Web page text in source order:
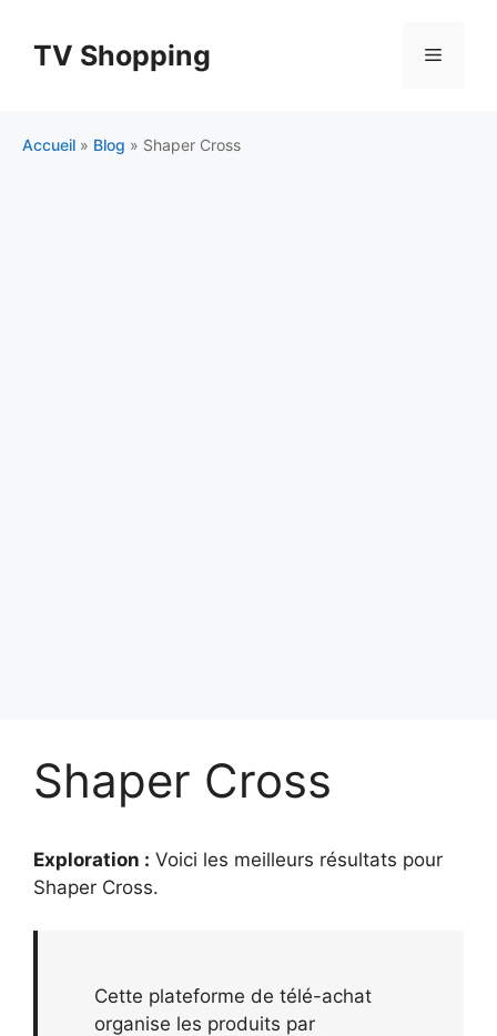
contenuTV Shopping Menu
Accueil » Blog » Shaper Cross
Shaper Cross
Exploration : Voici les meilleurs résultats pour
Shaper Cross.
Cette plateforme de télé-achat
organise les produits par